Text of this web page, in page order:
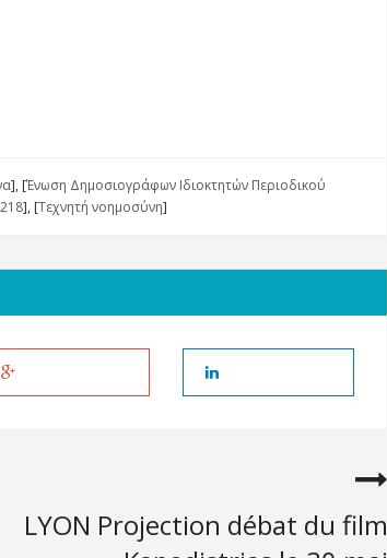
], [Ένωση Δημοσιογράφων Ιδιοκτητών Περιοδικού
], [Τεχνητή νοημοσύνη]
LYON Projection débat du film